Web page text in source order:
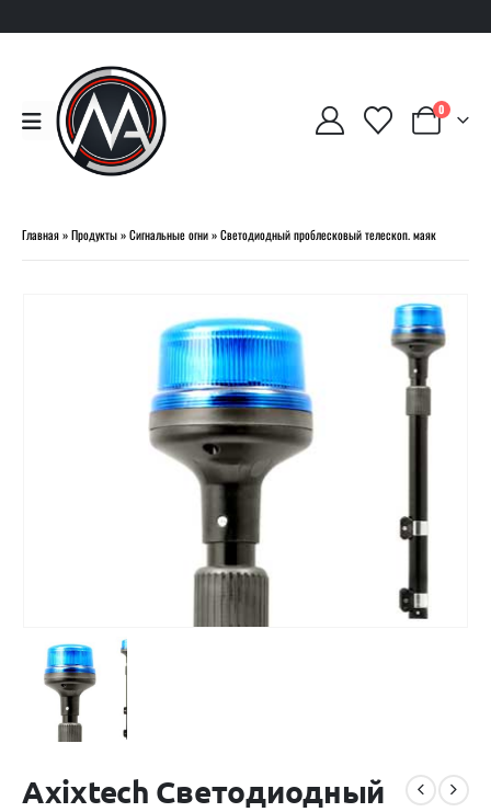
0
Главная»Продукты»Сигнальные огни»Светодиодный проблесковый телескоп. маяк
Axixtech Светодиодный